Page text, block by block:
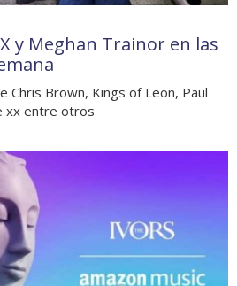
y Meghan Trainor en las
Chris Brown, Kings of Leon, Paul
xx entre otros